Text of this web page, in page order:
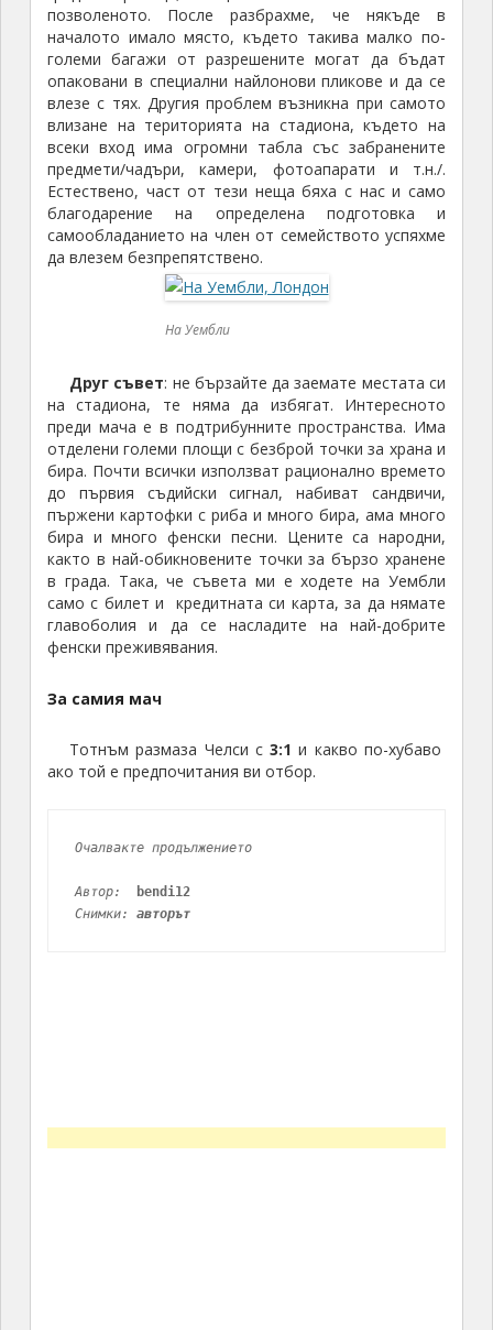
позволеното. После разбрахме, че някъде в
началото имало място, където такива малко по-
големи багажи от разрешените могат да бъдат
опаковани в специални найлонови пликове и да се
влезе с тях. Другия проблем възникна при самото
влизане на територията на стадиона, където на
всеки вход има огромни табла със забранените
предмети/чадъри, камери, фотоапарати и т.н./.
Естествено, част от тези неща бяха с нас и само
благодарение на определена подготовка и
самообладанието на член от семейството успяхме
да влезем безпрепятствено.
На Уембли
Друг съвет: не бързайте да заемате местата си
на стадиона, те няма да избягат. Интересното
преди мача е в подтрибунните пространства. Има
отделени големи площи с безброй точки за храна и
бира. Почти всички използват рационално времето
до първия съдийски сигнал, набиват сандвичи,
пържени картофки с риба и много бира, ама много
бира и много фенски песни. Цените са народни,
както в най-обикновените точки за бързо хранене
в града. Така, че съвета ми е ходете на Уембли
само с билет и кредитната си карта, за да нямате
главоболия и да се насладите на най-добрите
фенски преживявания.
За самия мач
Тотнъм размаза Челси с3:1 и какво по-хубаво
ако той е предпочитания ви отбор.
Очалвакте продължението
Автор:
bendi12
Снимки: авторът